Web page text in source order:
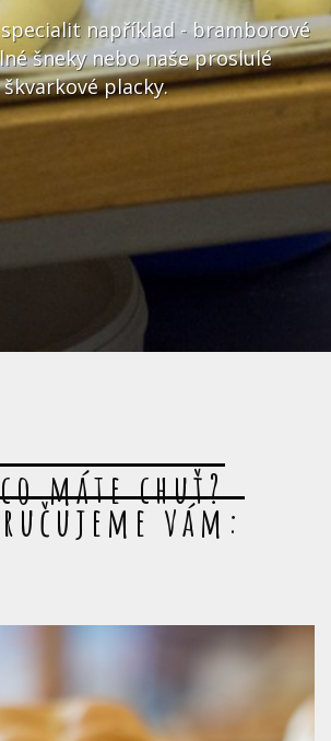
například - bramborové
šneky nebo naše proslulé
škvarkové placky.
máte chuť?
vám: